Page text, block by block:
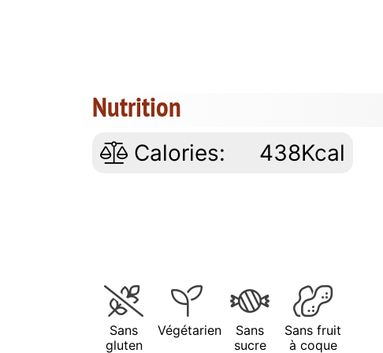
Nutrition
Calories: 438Kcal
Sans
gluten
Végétarien
Sans
sucre
Sans fruit
à coque